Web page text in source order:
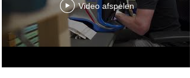
Video afspelen